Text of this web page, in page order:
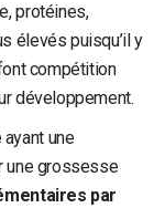
protéines,
élevés puisqu’il y
compétition
développement.
une
une grossesse
par